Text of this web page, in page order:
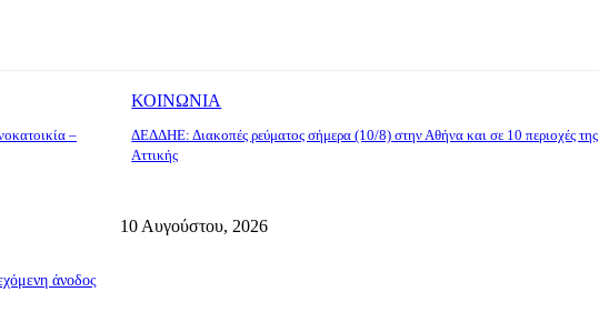
–
ΚΟΙΝΩΝΙΑ
ΔΕΔΔΗΕ: Διακοπές ρεύματος σήμερα (10/8) στην Αθήνα και σε 10 περιοχές της
Αττικής
10 Αυγούστου, 2026
άνοδος